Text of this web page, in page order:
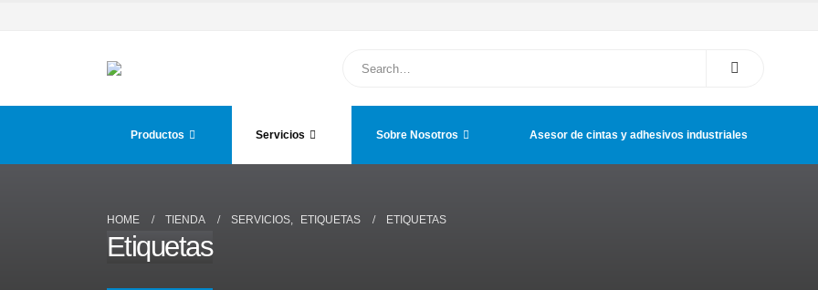
Productos Servicios Sobre Nosotros Asesor de cintas y adhesivos industriales
HOME TIENDA SERVICIOS, ETIQUETAS ETIQUETAS
Etiquetas